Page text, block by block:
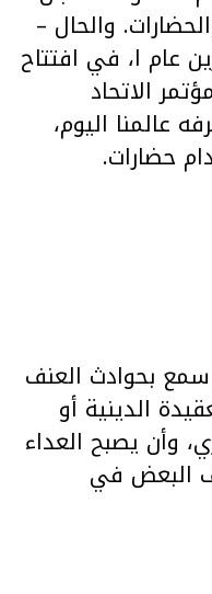
والحال –
عام ا، في افتتاح
الاتحاد
عالمنا اليوم،
حضارات.
بحوادث العنف
الدينية أو
وأن يصبح العداء
البعض في